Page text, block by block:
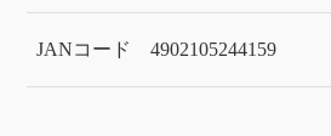
JANコード 4902105244159